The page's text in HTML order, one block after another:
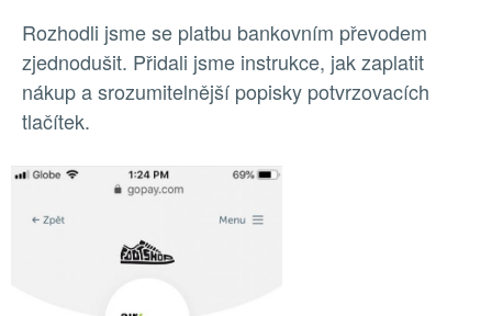
Rozhodli jsme se platbu bankovním převodem
zjednodušit. Přidali jsme instrukce, jak zaplatit
nákup a srozumitelnější popisky potvrzovacích
tlačítek.